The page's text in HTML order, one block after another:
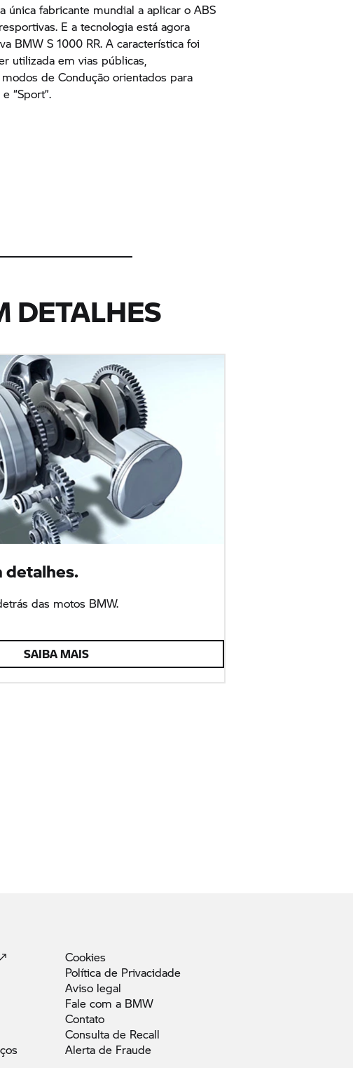
única fabricante mundial a aplicar o ABS
E a tecnologia está agora
BMW S 1000 RR.A característica foi
utilizada em vias públicas,
de Condução orientados para
“Sport”.
DETALHES
detalhes.
das motos BMW.
SAIBA MAIS
Cookies
Política de Privacidade
Aviso legal
Fale com a BMW
Contato
Consulta de Recall
Alerta de Fraude